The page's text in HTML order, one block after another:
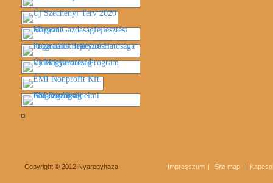
Copyright © 2012 Nyaregyhaza Impresszum Site map